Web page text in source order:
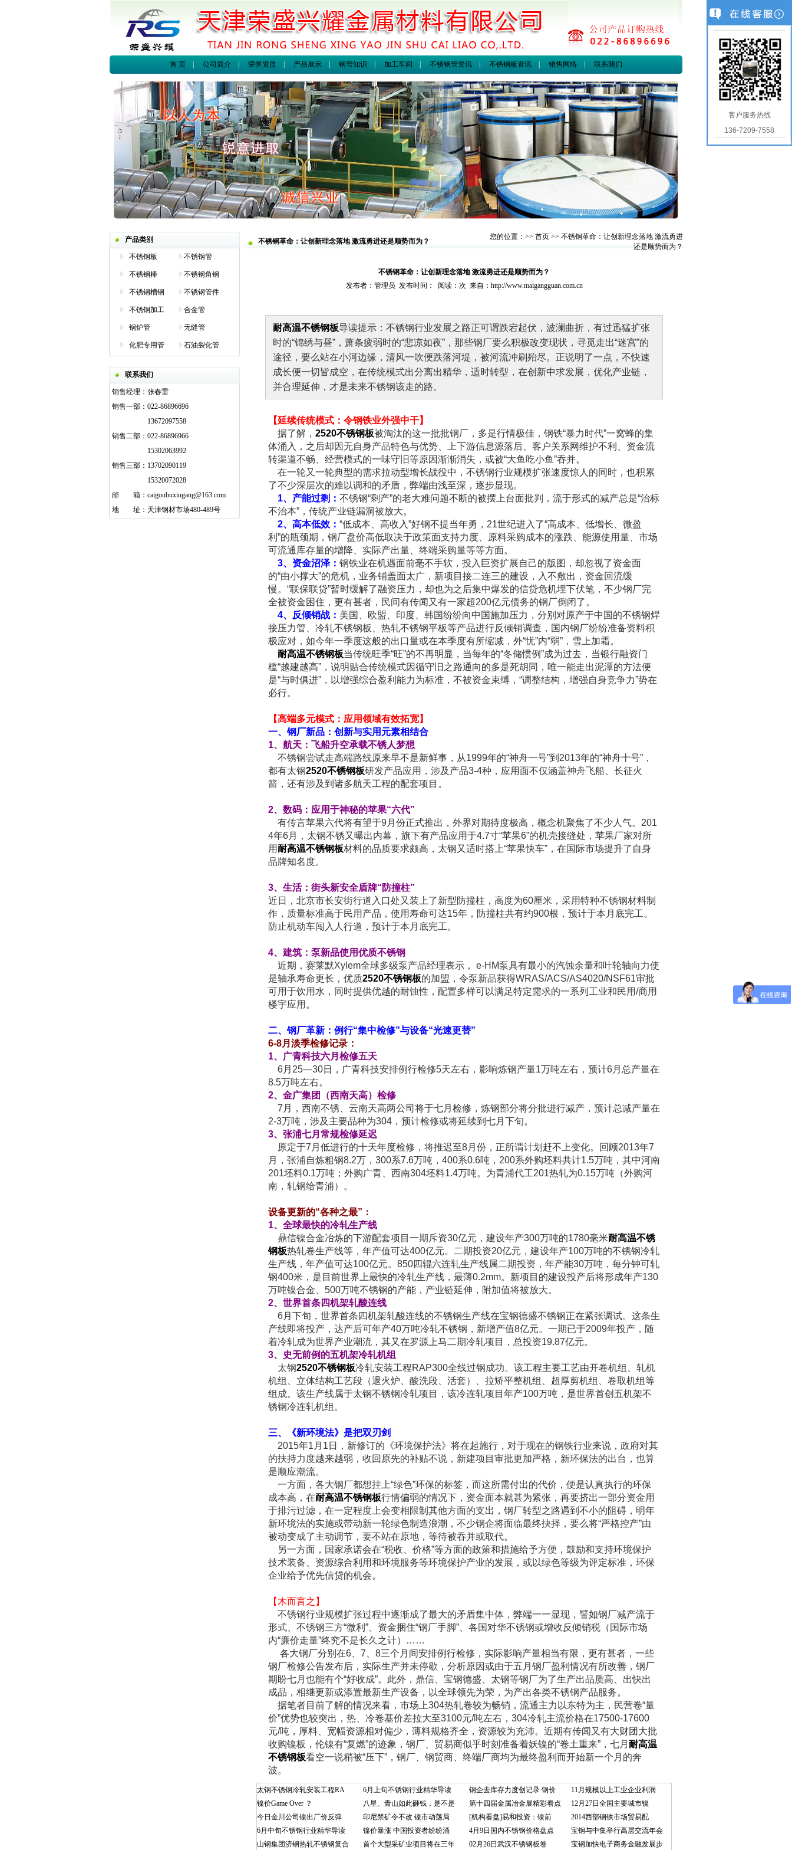
首 页| 公司简介| 荣誉资质| 产品展示| 钢管知识 加工车间 不锈钢管资讯| 不锈钢板资讯| 销售网络| 联系我们
产品类别
不锈钢板 不锈钢管
不锈钢棒 不锈钢角钢
不锈钢槽钢 不锈钢管件
不锈钢加工 合金管
锅炉管 无缝管
化肥专用管 石油裂化管
联系我们
销售经理： 张春雷
销售一部： 022-86896696
13672097558
销售二部： 022-86896966
15302063992
销售三部： 13702090119
15320072028
邮
箱： caigoubuxiugang@163.com
地
址： 天津钢材市场480-489号
不锈钢革命：让创新理念落地 激流勇进还是顺势而为？
您的位置：>> 首页 >> 不锈钢革命：让创新理念落地 激流勇进
还是顺势而为？
不锈钢革命：让创新理念落地 激流勇进还是顺势而为？
发布者：管理员 发布时间： 阅读：次 来自：http://www.maigangguan.com.cn
耐高温不锈钢板导读提示：不锈钢行业发展之路正可谓跌宕起伏，波澜曲折，有过迅猛扩张
时的“锦绣与昼”，萧条疲弱时的“悲凉如夜”，那些钢厂要么积极改变现状，寻觅走出“迷宫”的
途径，要么站在小河边缘，清风一吹便跌落河堤，被河流冲刷殆尽。正说明了一点，不快速
成长便一切皆成空，在传统模式出分离出精华，适时转型，在创新中求发展，优化产业链，
并合理延伸，才是未来不锈钢该走的路。
【延续传统模式：令钢铁业外强中干】
据了解， 2520不锈钢板被淘汰的这一批批钢厂，多是行情极佳，钢铁“暴力时代”一窝蜂的集
体涌入，之后却因无自身产品特色与优势、上下游信息源落后、客户关系网维护不利、资金流
转渠道不畅、经营模式的一味守旧等原因渐渐消失，或被“大鱼吃小鱼”吞并。
在一轮又一轮典型的需求拉动型增长战役中，不锈钢行业规模扩张速度惊人的同时，也积累
了不少深层次的难以调和的矛盾，弊端由浅至深，逐步显现。
1、 产能过剩： 不锈钢“剩产”的老大难问题不断的被摆上台面批判，流于形式的减产总是“治标
不治本”，传统产业链漏洞被放大。
2、 高本低效： “低成本、高收入”好钢不提当年勇，21世纪进入了“高成本、低增长、微盈
利”的瓶颈期，钢厂盘价高低取决于政策面支持力度、原料采购成本的涨跌、能源使用量、市场
可流通库存量的增降、实际产出量、终端采购量等等方面。
3、 资金沼泽： 钢铁业在机遇面前毫不手软，投入巨资扩展自己的版图，却忽视了资金面
的“由小撑大”的危机，业务铺盖面太广，新项目接二连三的建设，入不敷出，资金回流缓
慢。“联保联贷”暂时缓解了融资压力，却也为之后集中爆发的信贷危机埋下伏笔，不少钢厂完
全被资金困住，更有甚者，民间有传闻又有一家超200亿元债务的钢厂倒闭了。
4、
反倾销战： 美国、欧盟、印度、韩国纷纷向中国施加压力，分别对原产于中国的不锈钢焊
接压力管、冷轧不锈钢板、热轧不锈钢平板等产品进行反倾销调查，国内钢厂纷纷准备资料积
极应对，如今年一季度这般的出口量或在本季度有所缩减，外“忧”内“弱”，雪上加霜。
耐高温不锈钢板当传统旺季“旺”的不再明显，当每年的“冬储惯例”成为过去，当银行融资门
槛“越建越高”，说明贴合传统模式因循守旧之路通向的多是死胡同，唯一能走出泥潭的方法便
是“与时俱进”，以增强综合盈利能力为标准，不被资金束缚，“调整结构，增强自身竞争力”势在
必行。
【高端多元模式：应用领域有效拓宽】
一、钢厂新品：创新与实用元素相结合
1、航天：飞船升空承载不锈人梦想
不锈钢尝试走高端路线原来早不是新鲜事，从1999年的“神舟一号”到2013年的“神舟十号”，
都有太钢2520不锈钢板研发产品应用，涉及产品3-4种，应用面不仅涵盖神舟飞船、长征火
箭，还有涉及到诸多航天工程的配套项目。
2、数码：应用于神秘的苹果“六代”
有传言苹果六代将有望于9月份正式推出，外界对期待度极高，概念机聚焦了不少人气。201
4年6月，太钢不锈又曝出内幕，旗下有产品应用于4.7寸“苹果6”的机壳接缝处，苹果厂家对所
用耐高温不锈钢板材料的品质要求颇高，太钢又适时搭上“苹果快车”，在国际市场提升了自身
品牌知名度。
3、生活：街头新安全盾牌“防撞柱”
近日，北京市长安街行道入口处又装上了新型防撞柱，高度为60厘米，采用特种不锈钢材料制
作，质量标准高于民用产品，使用寿命可达15年，防撞柱共有约900根，预计于本月底完工。
防止机动车闯入人行道，预计于本月底完工。
4、建筑：泵新品使用优质不锈钢
近期，赛莱默Xylem全球多级泵产品经理表示， e-HM泵具有最小的汽蚀余量和叶轮轴向力使
是轴承寿命更长，优质2520不锈钢板的加盟，令泵新品获得WRAS/ACS/AS4020/NSF61审批
可用于饮用水，同时提供优越的耐蚀性，配置多样可以满足特定需求的一系列工业和民用/商用
楼宇应用。
二、钢厂革新：例行“集中检修”与设备“光速更替”
6-8月淡季检修记录：
1、
广青科技六月检修五天
6月25—30日，广青科技安排例行检修5天左右，影响炼钢产量1万吨左右，预计6月总产量在
8.5万吨左右。
2、金广集团（西南天高）检修
7月，西南不锈、云南天高两公司将于七月检修，炼钢部分将分批进行减产，预计总减产量在
2-3万吨，涉及主要品种为304，预计检修或将延续到七月下旬。
3、张浦七月常规检修延迟
原定于7月低进行的十天年度检修，将推迟至8月份，正所谓计划赶不上变化。回顾2013年7
月，张浦自炼粗钢8.2万，300系7.6万吨，400系0.6吨，200系外购坯料共计1.5万吨，其中河南
201坯料0.1万吨；外购广青、西南304坯料1.4万吨。为青浦代工201热轧为0.15万吨（外购河
南，轧钢给青浦）。
设备更新的“各种之最”：
1、 全球最快的冷轧生产线
鼎信镍合金冶炼的下游配套项目一期斥资30亿元，建设年产300万吨的1780毫米耐高温不锈
钢板热轧卷生产线等，年产值可达400亿元。二期投资20亿元，建设年产100万吨的不锈钢冷轧
生产线，年产值可达100亿元。850四辊六连轧生产线属二期投资，年产能30万吨，每分钟可轧
钢400米，是目前世界上最快的冷轧生产线，最薄0.2mm。新项目的建设投产后将形成年产130
万吨镍合金、500万吨不锈钢的产能，产业链延伸，附加值将被放大。
2、 世界首条四机架轧酸连线
6月下旬，世界首条四机架轧酸连线的不锈钢生产线在宝钢德盛不锈钢正在紧张调试。这条生
产线即将投产，达产后可年产40万吨冷轧不锈钢，新增产值8亿元。一期已于2009年投产，随
着冷轧成为世界产业潮流，其又在罗源上马二期冷轧项目，总投资19.87亿元。
3、史无前例的五机架冷轧机组
太钢2520不锈钢板冷轧安装工程RAP300全线过钢成功。该工程主要工艺由开卷机组、轧机
机组、立体结构工艺段（退火炉、酸洗段、活套）、拉矫平整机组、超厚剪机组、卷取机组等
组成。该生产线属于太钢不锈钢冷轧项目，该冷连轧项目年产100万吨，是世界首创五机架不
锈钢冷连轧机组。
三、《新环境法》是把双刃剑
2015年1月1日，新修订的《环境保护法》将在起施行，对于现在的钢铁行业来说，政府对其
的扶持力度越来越弱，收回原先的补贴不说，新建项目审批更加严格，新环保法的出台，也算
是顺应潮流。
一方面，各大钢厂都想挂上“绿色”环保的标签，而这所需付出的代价，便是认真执行的环保
成本高，在耐高温不锈钢板行情偏弱的情况下，资金面本就甚为紧张，再要挤出一部分资金用
于排污过滤，在一定程度上会变相限制其他方面的支出，钢厂转型之路遇到不小的阻碍，明年
新环境法的实施或带动新一轮绿色制造浪潮，不少钢企将面临最终抉择，要么将“严格控产”由
被动变成了主动调节，要不站在原地，等待被吞并或取代。
另一方面，国家承诺会在“税收、价格”等方面的政策和措施给予方便，鼓励和支持环境保护
技术装备、资源综合利用和环境服务等环境保护产业的发展，或以绿色等级为评定标准，环保
企业给予优先信贷的机会。
【木而言之】
不锈钢行业规模扩张过程中逐渐成了最大的矛盾集中体，弊端一一显现，譬如钢厂减产流于
形式、不锈钢三方“微利”、资金捆住“钢厂手脚”、各国对华不锈钢或增收反倾销税（国际市场
内“廉价走量”终究不是长久之计）……
各大钢厂分别在6、7、8三个月间安排例行检修，实际影响产量相当有限，更有甚者，一些
钢厂检修公告发布后，实际生产并未停歇，分析原因或由于五月钢厂盈利情况有所改善，钢厂
期盼七月也能有个“好收成”。此外，鼎信、宝钢德盛、太钢等钢厂为了生产出品质高、出快出
成品，相继更新或添置最新生产设备，以全球领先为荣，为产出各类不锈钢产品服务。
据笔者目前了解的情况来看，市场上304热轧卷较为畅销，流通主力以东特为主，民营卷“量
价”优势也较突出，热、冷卷基价差拉大至3100元/吨左右，304冷轧主流价格在17500-17600
元/吨，厚料、宽幅资源相对偏少，薄料规格齐全，资源较为充沛。近期有传闻又有大财团大批
收购镍板，伦镍有“复燃”的迹象，钢厂、贸易商似乎时刻准备着妖镍的“卷土重来”，七月 耐高温
不锈钢板看空一说稍被“压下”，钢厂、钢贸商、终端厂商均为最终盈利而开始新一个月的奔
波。
太钢不锈钢冷轧安装工程RA
镍价Game Over ？
今日金川公司镍出厂价反弹
6月中旬不锈钢行业精华导读
山钢集团济钢热轧不锈钢复合
6月上旬不锈钢行业精华导读
八星、青山如此砸钱，是不是
印尼禁矿令不改 镍市动荡局
镍价暴涨 中国投资者纷纷涌
首个大型采矿业项目将在三年
钢企去库存力度创记录 钢价
第十四届金属冶金展精彩看点
[机构看盘]易和投资：镍前
4月9日国内不锈钢价格盘点
02月26日武汉不锈钢板卷
11月规模以上工业企业利润
12月27日全国主要城市镍
2014西部钢铁市场贸易配
宝钢与中集举行高层交流年会
宝钢加快电子商务金融发展步
客户服务热线
136-7209-7558